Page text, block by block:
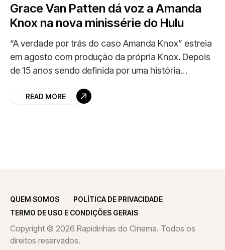
Grace Van Patten dá voz a Amanda
Knox na nova minissérie do Hulu
“A verdade por trás do caso Amanda Knox” estreia
em agosto com produção da própria Knox. Depois
de 15 anos sendo definida por uma história
READ MORE
QUEM SOMOS
POLÍTICA DE PRIVACIDADE
TERMO DE USO E CONDIÇÕES GERAIS
Copyright © 2026 Rapidinhas do Cinema. Todos os
direitos reservados.